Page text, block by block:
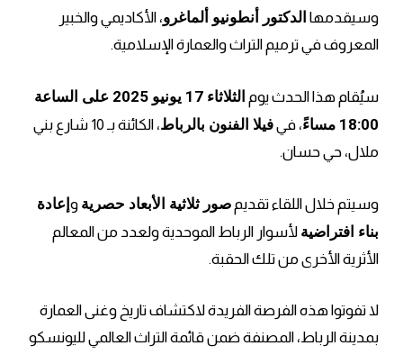
وسيقدمها الدكتور أنطونيو ألماغرو، الأكاديمي والخبير
المعروف في ترميم التراث والعمارة الإسلامية.
سيُقام هذا الحدث يوم
الثلاثاء 17 يونيو 2025 على الساعة
18:00 مساءً
، فيفيلا الفنون بالرباط
، الكائنة بـ 10 شارع بني
ملال، حي حسان.
وسيتم خلال اللقاء تقديم صور ثلاثية الأبعاد حصرية وإعادة
بناء افتراضية لأسوار الرباط الموحدية ولعدد من المعالم
الأثرية الأخرى من تلك الحقبة.
لا تفوتوا هذه الفرصة الفريدة لاكتشاف تاريخ وغنى العمارة
بمدينة الرباط، المصنفة ضمن قائمة التراث العالمي لليونسكو